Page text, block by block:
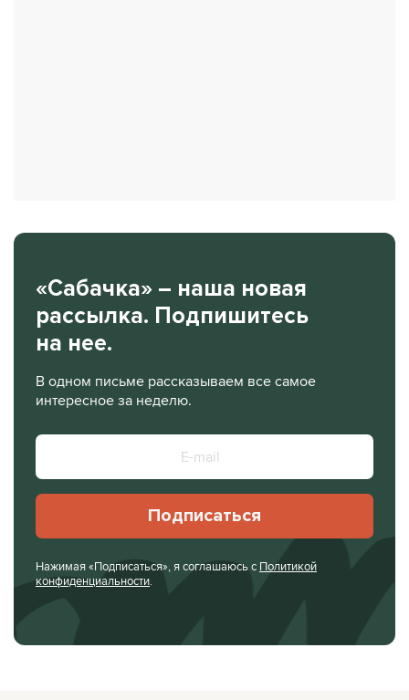
«Сабачка» – наша новая
рассылка. Подпишитесь
на нее.
В одном письме рассказываем все самое
интересное за неделю.
Подписаться
Нажимая «Подписаться», я соглашаюсь с Политикой
конфиденциальности.